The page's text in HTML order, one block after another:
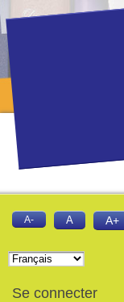
A- A A+
Se connecter